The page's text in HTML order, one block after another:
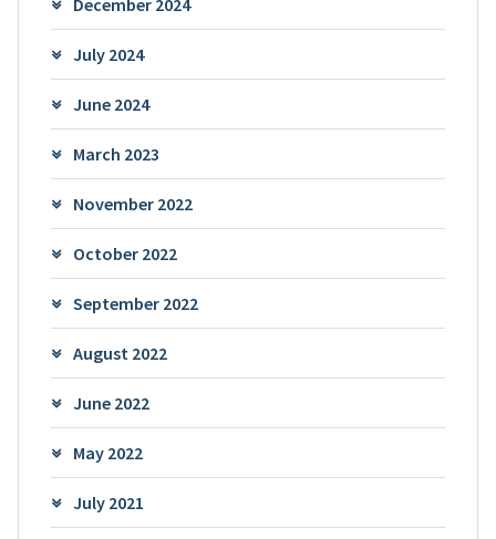
July 2024
June 2024
March 2023
November 2022
October 2022
September 2022
August 2022
June 2022
May 2022
July 2021